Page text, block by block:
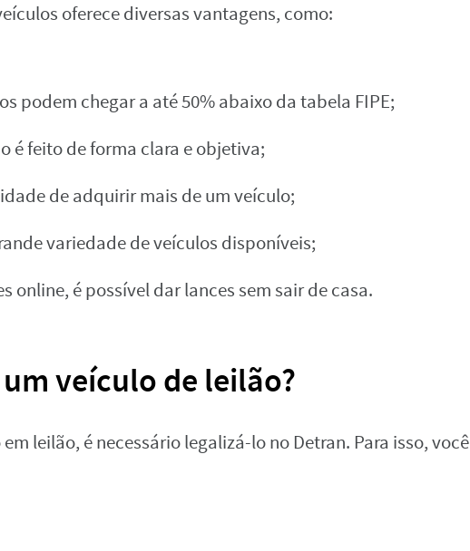
oferece diversas vantagens, como:
podem chegar a até 50% abaixo da tabela FIPE;
é feito de forma clara e objetiva;
de adquirir mais de um veículo;
variedade de veículos disponíveis;
online, é possível dar lances sem sair de casa.
veículo de leilão?
leilão, é necessário legalizá-lo no Detran. Para isso, você